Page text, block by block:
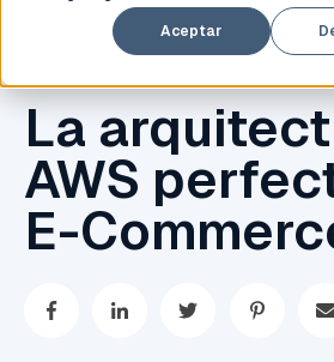
Aceptar
La
AWS
E-